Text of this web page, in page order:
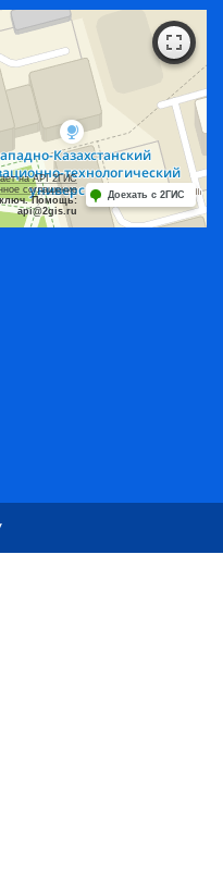
на API 2ГИС
соглашение
ключ. Помощь:
api@2gis.ru
Доехать с 2ГИС